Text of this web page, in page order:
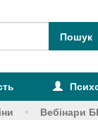
Вебінари